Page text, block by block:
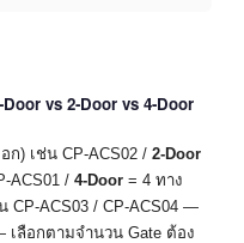
vs 2-Door vs 4-Door
ก) เช่น CP-ACS02 / 2-Door
ACS01 / 4-Door = 4 ทาง
CP-ACS03 / CP-ACS04 —
เลือกตามจำนวน Gate ต้อง